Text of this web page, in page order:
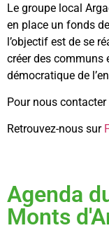
Le groupe local
en place un fonds
l’objectif est de se
créer des communs
démocratique de
Pour nous contacter
Retrouvez-nous sur
Agenda
Monts